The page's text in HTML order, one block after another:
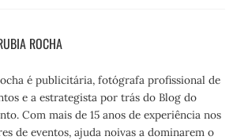
ROCHA
é publicitária, fotógrafa profissional de
e a estrategista por trás do Blog do
Com mais de 15 anos de experiência nos
de eventos, ajuda noivas a dominarem o